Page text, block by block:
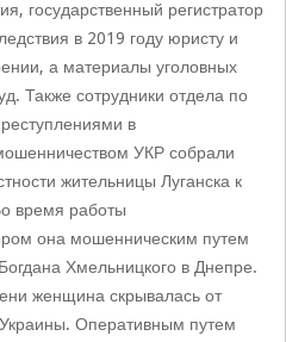
государственный регистратор
в 2019 году юристу и
а материалы уголовных
Также сотрудники отдела по
в
УКР собрали
жительницы Луганска к
время работы
она мошенническим путем
Хмельницкого в Днепре.
женщина скрывалась от
Оперативным путем